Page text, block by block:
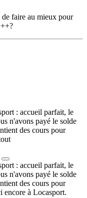
de faire au mieux pour
: accueil parfait, le
n'avons payé le solde
des cours pour
: accueil parfait, le
n'avons payé le solde
des cours pour
encore à Locasport.